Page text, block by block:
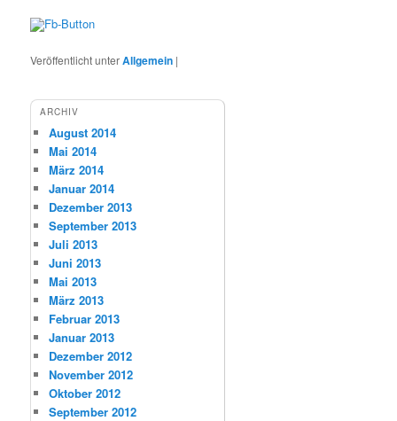
Veröffentlicht unterAllgemein |
ARCHIV
August 2014
Mai 2014
März 2014
Januar 2014
Dezember 2013
September 2013
Juli 2013
Juni 2013
Mai 2013
März 2013
Februar 2013
Januar 2013
Dezember 2012
November 2012
Oktober 2012
September 2012